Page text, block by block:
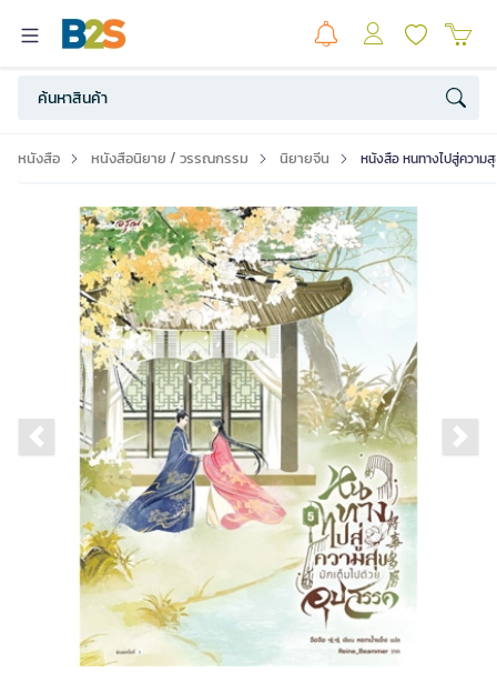
หนังสือ หนังสือนิยาย / วรรณกรรม นิยายจีน หนังสือ หนทางไปสู่ความ
Previous slide